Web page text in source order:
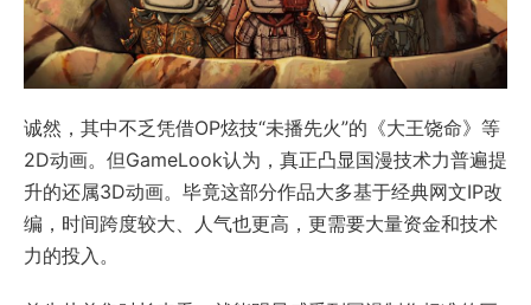
诚然，其中不乏凭借OP炫技“未播先火”的《大王饶命》等
2D动画。但GameLook认为，真正凸显国漫技术力普遍提
升的还属3D动画。毕竟这部分作品大多基于经典网文IP改
编，时间跨度较大、人气也更高，更需要大量资金和技术
力的投入。